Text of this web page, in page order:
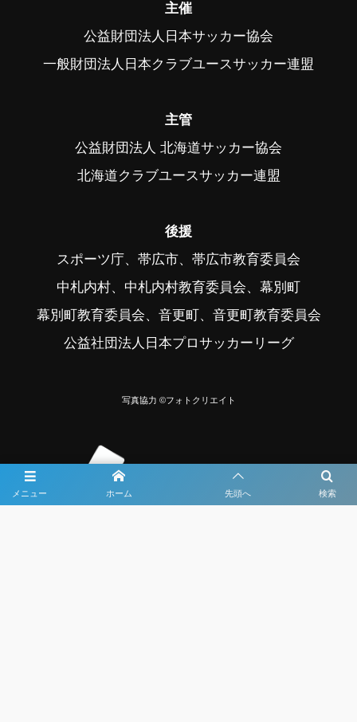
メニュー 検索
ホーム 先頭へ
主催
公益財団法人日本サッカー協会
一般財団法人日本クラブユースサッカー連盟
主管
公益財団法人 北海道サッカー協会
北海道クラブユースサッカー連盟
後援
スポーツ庁、帯広市、帯広市教育委員会
中札内村、中札内村教育委員会、幕別町
幕別町教育委員会、音更町、音更町教育委員会
公益社団法人日本プロサッカーリーグ
写真協力 ©フォトクリエイト